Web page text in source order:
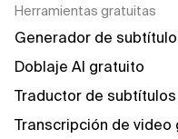
Herramientas gratuitas
Generador de
Doblaje AI gratuito
Traductor de
Transcripción de video